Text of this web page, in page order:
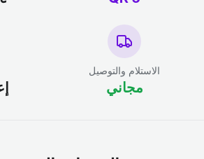
الاستلام والتوصيل
مجاني